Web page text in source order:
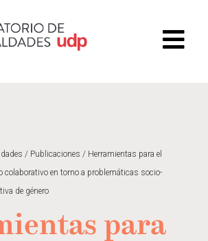
/ Publicaciones / Herramientas para el
colaborativo en torno a problemáticas socio-
de género
para